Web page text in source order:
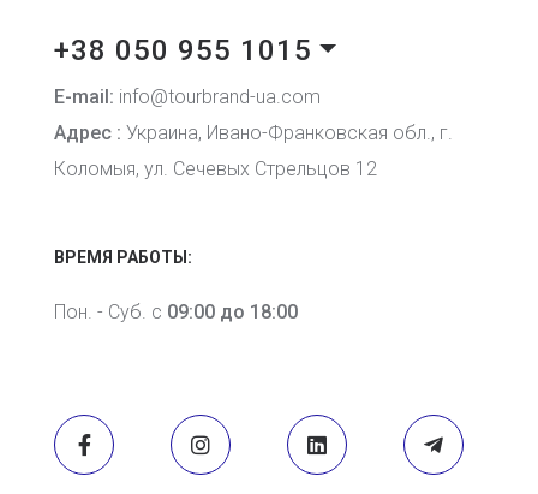
+38 050 955 1015
E-mail: info@tourbrand-ua.com
Адрес : Украина, Ивано-Франковская обл., г.
Коломыя, ул. Сечевых Стрельцов 12
ВРЕМЯ РАБОТЫ:
Пон. - Суб. с 09:00 до 18:00